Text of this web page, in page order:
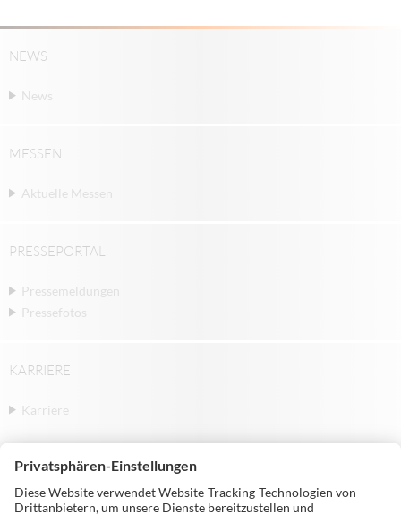
NEWS
News
MESSEN
Aktuelle Messen
PRESSEPORTAL
Pressemeldungen
Pressefotos
KARRIERE
Karriere